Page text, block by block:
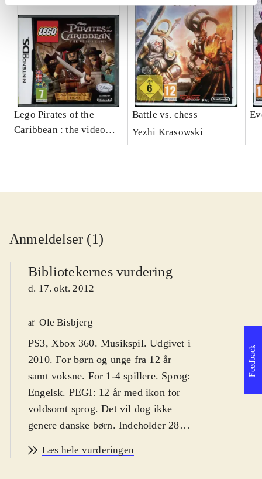
Lego Pirates of the
Caribbean : the video
Battle vs. chess
Yezhi Krasowski
Anmeldelser (1)
Bibliotekernes vurdering
d. 17. okt. 2012
af Ole Bisbjerg
PS3, Xbox 360. Musikspil. Udgivet i
2010. For børn og unge fra 12 år
samt voksne. For 1-4 spillere. Sprog:
Engelsk. PEGI: 12 år med ikon for
voldsomt sprog. Det vil dog ikke
genere danske børn. Indeholder 28
download af yderligere sange
Læs hele vurderingen
Feedback